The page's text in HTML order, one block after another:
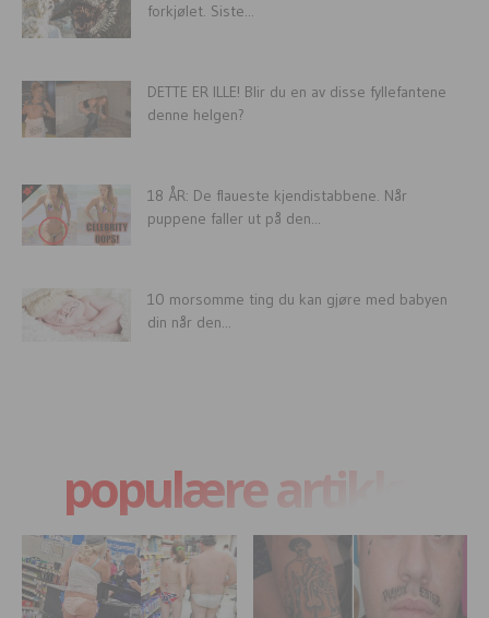
forkjølet. Siste...
DETTE ER ILLE! Blir du en av disse fyllefantene
denne helgen?
18 ÅR: De flaueste kjendistabbene. Når
puppene faller ut på den...
10 morsomme ting du kan gjøre med babyen
din når den...
populære artikler